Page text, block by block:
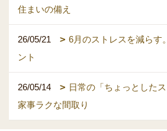
住まいの備え
26/05/21
6月のストレスを減らす
ント
26/05/14
日常の「ちょっとした
家事ラクな間取り